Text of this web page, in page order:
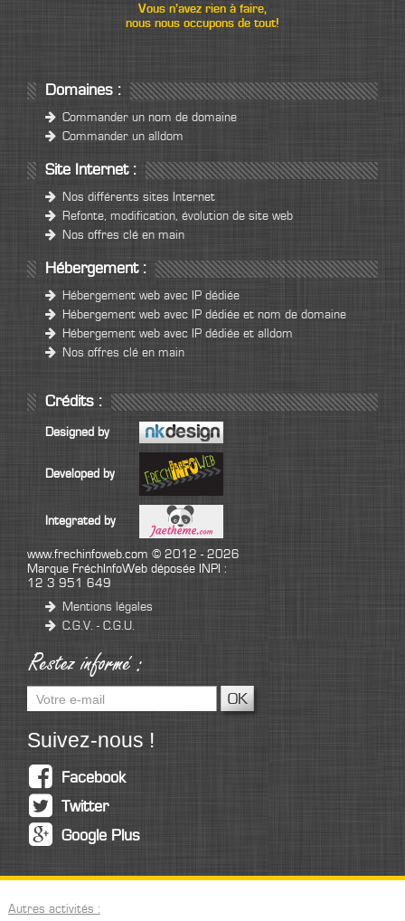
Vous n’avez rien à faire,
nous nous occupons de tout!
Domaines :
Commander un nom de domaine
Commander un alldom
Site Internet :
Nos différents sites Internet
Refonte, modification, évolution de site web
Nos offres clé en main
Hébergement :
Hébergement web avec IP dédiée
Hébergement web avec IP dédiée et nom de domaine
Hébergement web avec IP dédiée et alldom
Nos offres clé en main
Crédits :
Designed by
Developed by
Integrated by
www.frechinfoweb.com © 2012 - 2026
Marque FréchInfoWeb déposée INPI :
12 3 951 649
Mentions légales
C.G.V. - C.G.U.
Suivez-nous !
Facebook
Twitter
Google Plus
Autres activités :